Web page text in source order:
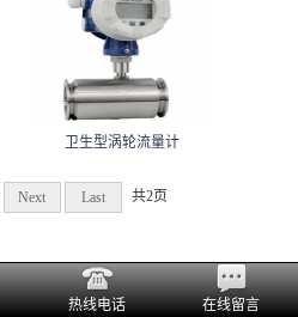
卫生型涡轮流量计
Next Last 共2页
热线电话 在线留言